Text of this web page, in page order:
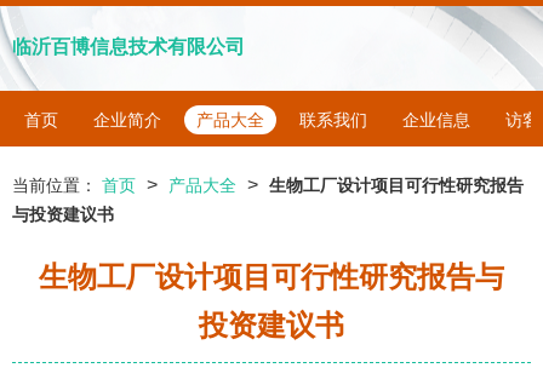
临沂百博信息技术有限公司
首页 企业简介 产品大全 联系我们 企业信息 访客
当前位置： 首页 > 产品大全 > 生物工厂设计项目可行性研究报告
与投资建议书
生物工厂设计项目可行性研究报告与
投资建议书